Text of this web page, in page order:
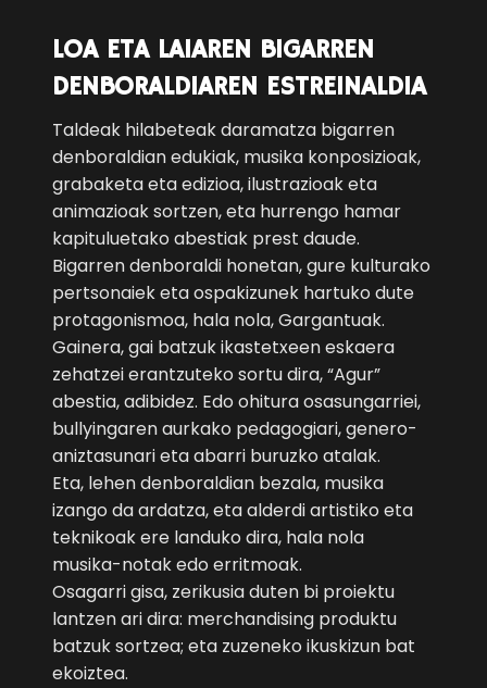
LOA ETA LAIAREN BIGARREN
DENBORALDIAREN ESTREINALDIA
Taldeak hilabeteak daramatza bigarren
denboraldian edukiak, musika konposizioak,
grabaketa eta edizioa, ilustrazioak eta
animazioak sortzen, eta hurrengo hamar
kapituluetako abestiak prest daude.
Bigarren denboraldi honetan, gure kulturako
pertsonaiek eta ospakizunek hartuko dute
protagonismoa, hala nola, Gargantuak.
Gainera, gai batzuk ikastetxeen eskaera
zehatzei erantzuteko sortu dira, “Agur”
abestia, adibidez. Edo ohitura osasungarriei,
bullyingaren aurkako pedagogiari, genero-
aniztasunari eta abarri buruzko atalak.
Eta, lehen denboraldian bezala, musika
izango da ardatza, eta alderdi artistiko eta
teknikoak ere landuko dira, hala nola
musika-notak edo erritmoak.
Osagarri gisa, zerikusia duten bi proiektu
lantzen ari dira: merchandising produktu
batzuk sortzea; eta zuzeneko ikuskizun bat
ekoiztea.